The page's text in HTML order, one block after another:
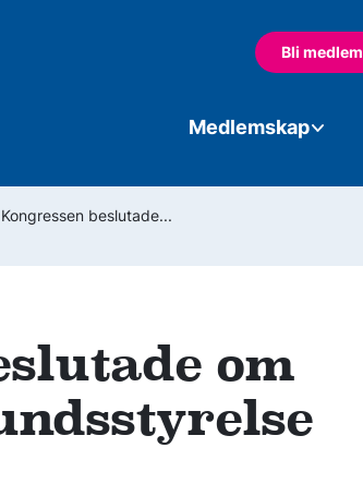
Bli medlem
Medlemskap
Kongressen beslutade...
om